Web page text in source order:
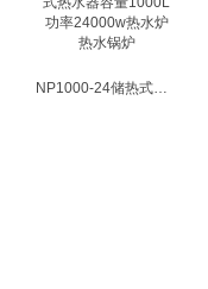
NP1000-24储热式热水器容量1000L功率24000w热水炉 热水锅炉